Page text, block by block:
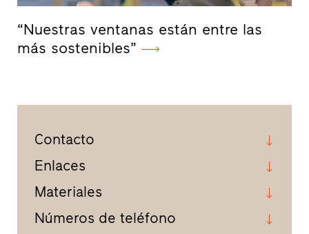
“Nuestras ventanas están entre las
más sostenibles”
Contacto
Enlaces
Materiales
Números de teléfono